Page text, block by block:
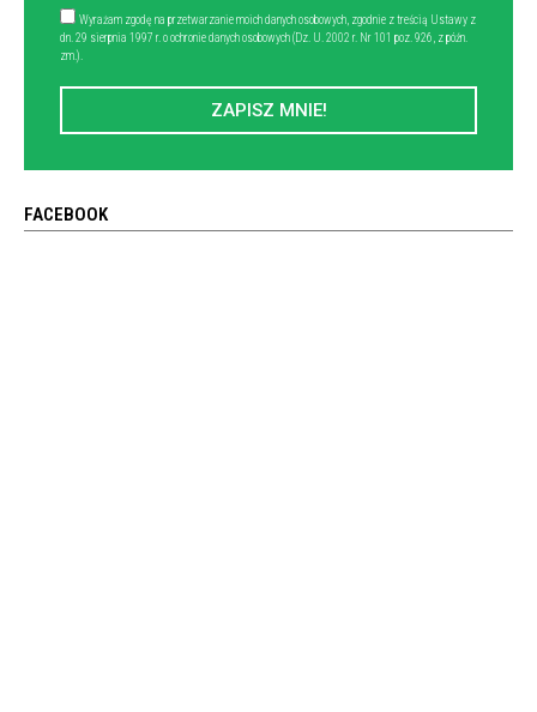
Wyrażam zgodę na przetwarzanie moich danych osobowych, zgodnie z treścią Ustawy z
dn. 29 sierpnia 1997 r. o ochronie danych osobowych (Dz. U. 2002 r. Nr 101 poz. 926, z późn.
zm.).
ZAPISZ MNIE!
FACEBOOK